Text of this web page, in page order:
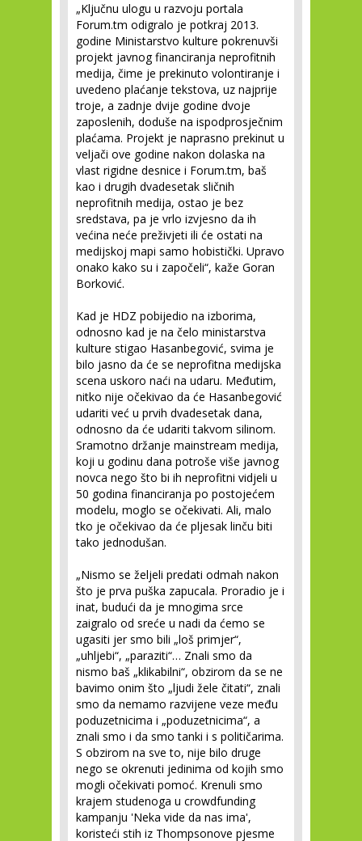
„Ključnu ulogu u razvoju portala
Forum.tm odigralo je potkraj 2013.
godine Ministarstvo kulture pokrenuvši
projekt javnog financiranja neprofitnih
medija, čime je prekinuto volontiranje i
uvedeno plaćanje tekstova, uz najprije
troje, a zadnje dvije godine dvoje
zaposlenih, doduše na ispodprosječnim
plaćama. Projekt je naprasno prekinut u
veljači ove godine nakon dolaska na
vlast rigidne desnice i Forum.tm, baš
kao i drugih dvadesetak sličnih
neprofitnih medija, ostao je bez
sredstava, pa je vrlo izvjesno da ih
većina neće preživjeti ili će ostati na
medijskoj mapi samo hobistički. Upravo
onako kako su i započeli“, kaže Goran
Borković.
Kad je HDZ pobijedio na izborima,
odnosno kad je na čelo ministarstva
kulture stigao Hasanbegović, svima je
bilo jasno da će se neprofitna medijska
scena uskoro naći na udaru. Međutim,
nitko nije očekivao da će Hasanbegović
udariti već u prvih dvadesetak dana,
odnosno da će udariti takvom silinom.
Sramotno držanje mainstream medija,
koji u godinu dana potroše više javnog
novca nego što bi ih neprofitni vidjeli u
50 godina financiranja po postojećem
modelu, moglo se očekivati. Ali, malo
tko je očekivao da će pljesak linču biti
tako jednodušan.
„Nismo se željeli predati odmah nakon
što je prva puška zapucala. Proradio je i
inat, budući da je mnogima srce
zaigralo od sreće u nadi da ćemo se
ugasiti jer smo bili „loš primjer“,
„uhljebi“, „paraziti“… Znali smo da
nismo baš „klikabilni“, obzirom da se ne
bavimo onim što „ljudi žele čitati“, znali
smo da nemamo razvijene veze među
poduzetnicima i „poduzetnicima“, a
znali smo i da smo tanki i s političarima.
S obzirom na sve to, nije bilo druge
nego se okrenuti jedinima od kojih smo
mogli očekivati pomoć. Krenuli smo
krajem studenoga u crowdfunding
kampanju 'Neka vide da nas ima',
koristeći stih iz Thompsonove pjesme